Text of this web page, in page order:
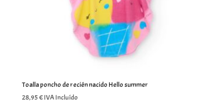
Toalla poncho de recién nacido Hello summer
28,95€IVA Incluído